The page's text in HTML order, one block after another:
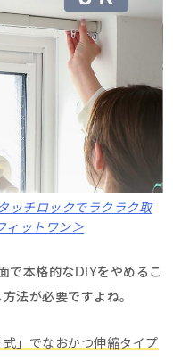
ッチロックでラクラク取
ィットワン＞
で本格的なDIYをやめるこ
法が必要ですよね。
式」でなおかつ伸縮タイプ